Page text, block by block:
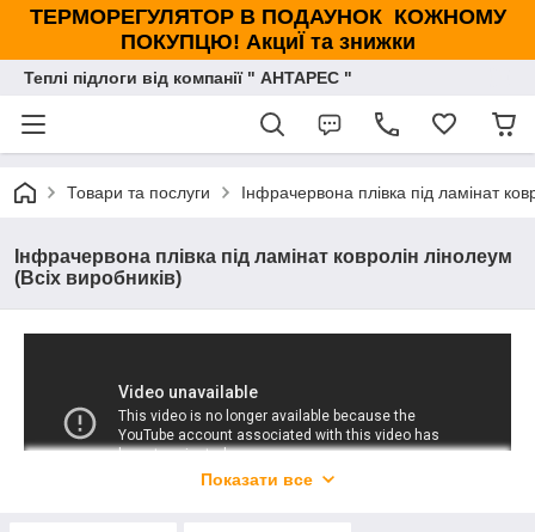
ТЕРМОРЕГУЛЯТОР В ПОДАУНОК КОЖНОМУ
ПОКУПЦЮ! АкциЇ та знижки
Теплі підлоги від компанії " АНТАРЕС "
Товари та послуги Інфрачервона плівка під ламінат
Інфрачервона плівка під ламінат ковролін лінолеум
(Всіх виробників)
Показати все